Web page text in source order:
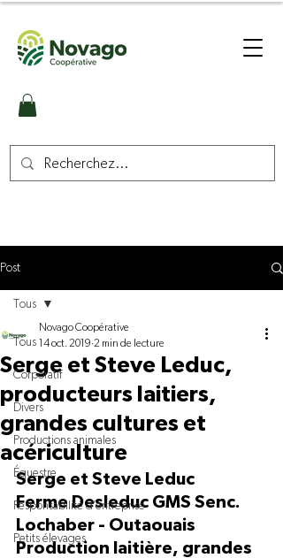
Post
Tous
Corporatif
Divers
Productions animales
Équestre
Responsabilité d'entreprise
Petits élevages
Tous
Serge et Steve Leduc,
producteurs laitiers,
grandes cultures et
acériculture
Novago Coopérative
14 oct. 2019 2 min de lecture
Serge et Steve Leduc
Ferme Desleduc GMS Senc.
Lochaber - Outaouais
Production laitière, grandes